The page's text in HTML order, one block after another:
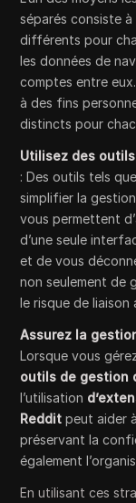
séparés consiste
différents pour
les données de
comptes entre
à des fins
distincts pour
Utilisez des
: Des outils tels
simplifier la
vous permettent
d’une seule
et de vous
non seulement de
le risque de
Assurez la
Lorsque vous
outils de gestion
l’utilisation
Reddit peut aider
préservant la
également
En utilisant ces